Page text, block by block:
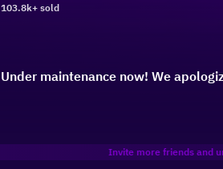
103.8k+ sold
Under maintenance now! We
Invite more friends and unlock